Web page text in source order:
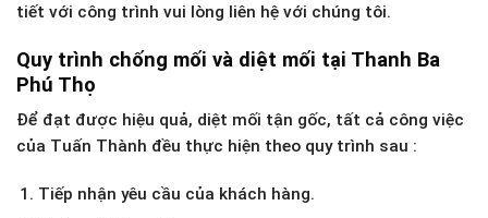
tiết với công trình vui lòng liên hệ với chúng tôi.
Quy trình chống mối và diệt mối tại Thanh Ba
Phú Thọ
Để đạt được hiệu quả, diệt mối tận gốc, tất cả công việc
của Tuấn Thành đều thực hiện theo quy trình sau :
Tiếp nhận yêu cầu của khách hàng.